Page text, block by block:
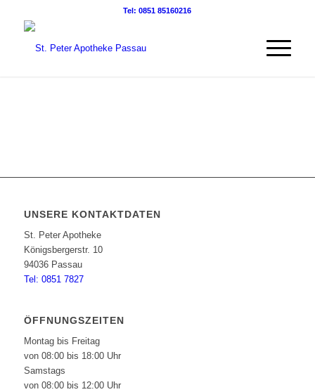
Tel: 0851 85160216
UNSERE KONTAKTDATEN
St. Peter Apotheke
Königsbergerstr. 10
94036 Passau
Tel: 0851 7827
ÖFFNUNGSZEITEN
Montag bis Freitag
von 08:00 bis 18:00 Uhr
Samstags
von 08:00 bis 12:00 Uhr